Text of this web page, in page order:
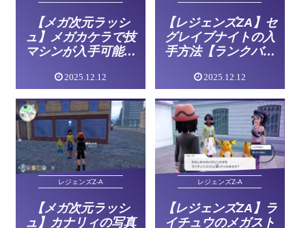
【メガ次元ラッシ
ュ】メガカケラで技
マシンが入手可能！
2025.12.12
【レジェンズZA】セ
グレイブナイトの入
手方法【ランクバト
2025.12.12
レジェンズZ-A
【メガ次元ラッシ
ュ】カナリィの写真
レジェンズZ-A
【レジェンズZA】ラ
イチュウのメガスト